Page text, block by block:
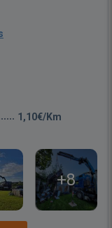
1,10€/Km
+8